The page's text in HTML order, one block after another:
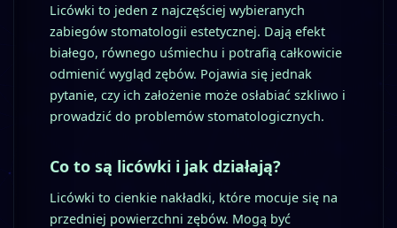
Licówki to jeden z najczęściej wybieranych
zabiegów stomatologii estetycznej. Dają efekt
białego, równego uśmiechu i potrafią całkowicie
odmienić wygląd zębów. Pojawia się jednak
pytanie, czy ich założenie może osłabiać szkliwo i
prowadzić do problemów stomatologicznych.
Co to są licówki i jak działają?
Licówki to cienkie nakładki, które mocuje się na
przedniej powierzchni zębów. Mogą być